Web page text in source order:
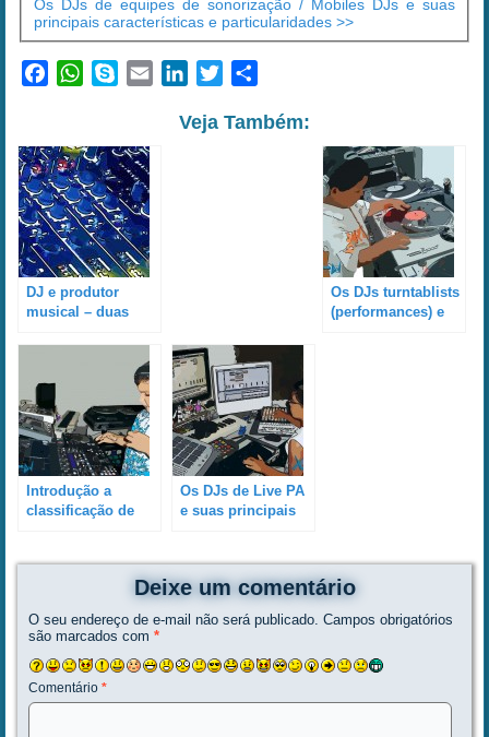
Os DJs de equipes de sonorização / Mobiles DJs e suas
principais características e particularidades >>
FacebookWhatsApp
Skype Email LinkedInTwitter
Veja Também:
DJ e produtor
musical – duas
Os DJs turntablists
(performances) e
Introdução a
classificação de
especialidades
técnicas dos DJs
Os DJs de Live PA
e suas principais
Deixe um comentário
O seu endereço de e-mail não será publicado. Campos obrigatórios
são marcados com*
Comentário*